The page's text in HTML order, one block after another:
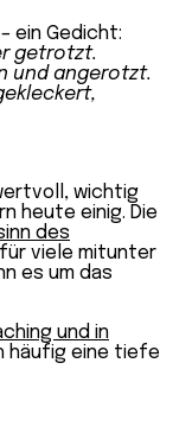
ein Gedicht:
getrotzt.
und angerotzt.
wichtig
heute einig. Die
des
viele mitunter
es um das
und in
häufig eine tiefe